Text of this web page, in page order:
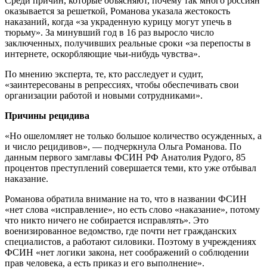
оказывается за решеткой, Романова указала жестокость
наказаний, когда «за украденную курицу могут упечь в
тюрьму». За минувший год в 16 раз выросло число
заключенных, получивших реальные сроки «за перепосты в
интернете, оскорбляющие чьи-нибудь чувства».
По мнению эксперта, те, кто расследует и судит,
«заинтересованы в репрессиях, чтобы обеспечивать свои
организации работой и новыми сотрудниками».
Причины рецидива
«Но ошеломляет не только большое количество осужденных, а
и число рецидивов», — подчеркнула Ольга Романова. По
данным первого замглавы ФСИН РФ Анатолия Рудого, 85
процентов преступлений совершается теми, кто уже отбывал
наказание.
Романова обратила внимание на то, что в названии ФСИН
«нет слова «исправление», но есть слово «наказание», потому
что никто ничего не собирается исправлять». Это
военизированное ведомство, где почти нет гражданских
специалистов, а работают силовики. Поэтому в учреждениях
ФСИН «нет логики закона, нет соображений о соблюдении
прав человека, а есть приказ и его выполнение».